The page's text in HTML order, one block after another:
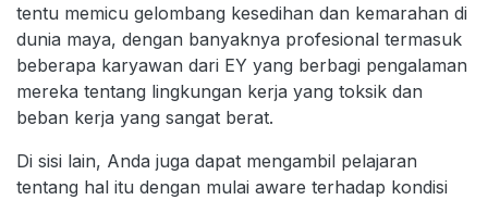
tentu memicu gelombang kesedihan dan kemarahan di
dunia maya, dengan banyaknya profesional termasuk
beberapa karyawan dari EY yang berbagi pengalaman
mereka tentang lingkungan kerja yang toksik dan
beban kerja yang sangat berat.
Di sisi lain, Anda juga dapat mengambil pelajaran
tentang hal itu dengan mulai aware terhadap kondisi